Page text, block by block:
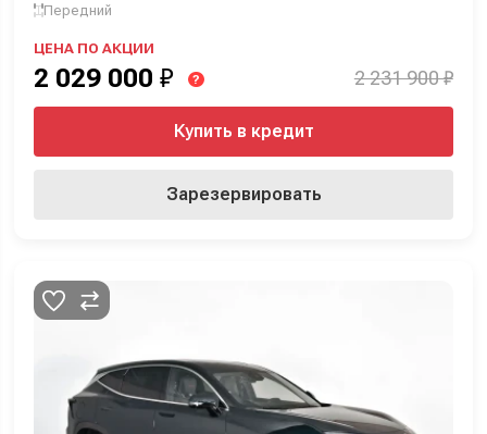
Передний
ЦЕНА ПО АКЦИИ
2 029 000 ₽ ? 2 231 900 ₽
Купить в кредит
Зарезервировать